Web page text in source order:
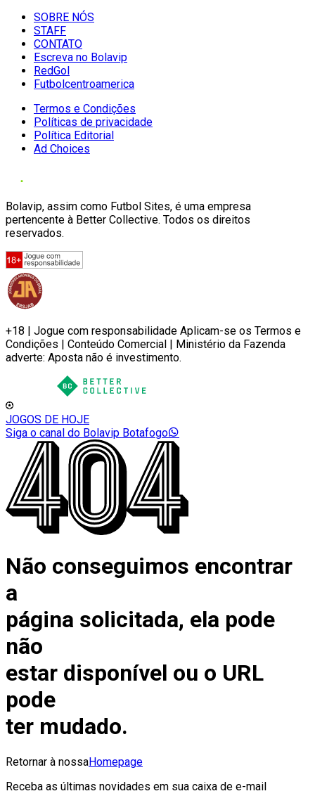
SOBRE NÓS
STAFF
CONTATO
Escreva no Bolavip
RedGol
Futbolcentroamerica
Termos e Condições
Políticas de privacidade
Política Editorial
Ad Choices
Bolavip, assim como Futbol Sites, é uma empresa
pertencente à Better Collective. Todos os direitos
reservados.
+18 | Jogue com responsabilidade Aplicam-se os Termos e
Condições | Conteúdo Comercial | Ministério da Fazenda
adverte: Aposta não é investimento.
JOGOS DE HOJE
Siga o canal do Bolavip Botafogo
Não conseguimos encontrar
a
página solicitada, ela pode
não
estar disponível ou o URL
pode
ter mudado.
Retornar à nossaHomepage
Receba as últimas novidades em sua caixa de e-mail